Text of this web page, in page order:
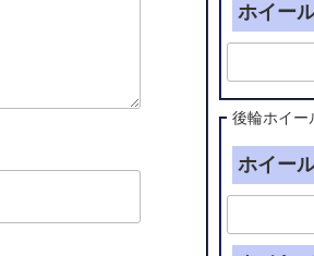
ホイー
後輪ホイー
ホイー